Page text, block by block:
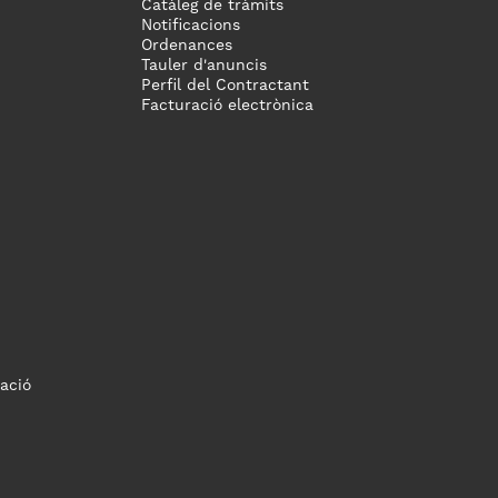
Catàleg de tràmits
Notificacions
Ordenances
Tauler d'anuncis
Perfil del Contractant
Facturació electrònica